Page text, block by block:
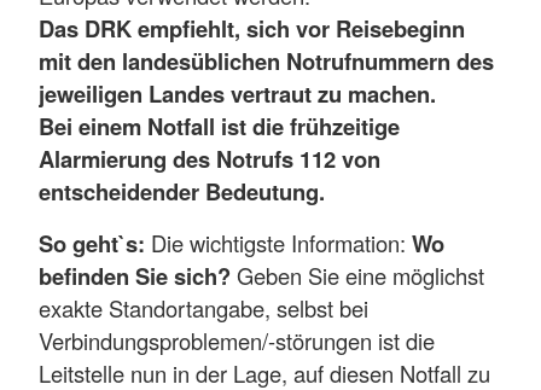
Das DRK empfiehlt, sich vor Reisebeginn
mit den landesüblichen Notrufnummern des
jeweiligen Landes vertraut zu machen.
Bei einem Notfall ist die frühzeitige
Alarmierung des Notrufs 112 von
entscheidender Bedeutung.
So geht`s: Die wichtigste Information: Wo
befinden Sie sich?Geben Sie eine möglichst
exakte Standortangabe, selbst bei
Verbindungsproblemen/-störungen ist die
Leitstelle nun in der Lage, auf diesen Notfall zu